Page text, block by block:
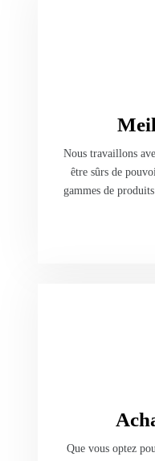
Nous travaillons
être sûrs de
gammes de
Que vous optez